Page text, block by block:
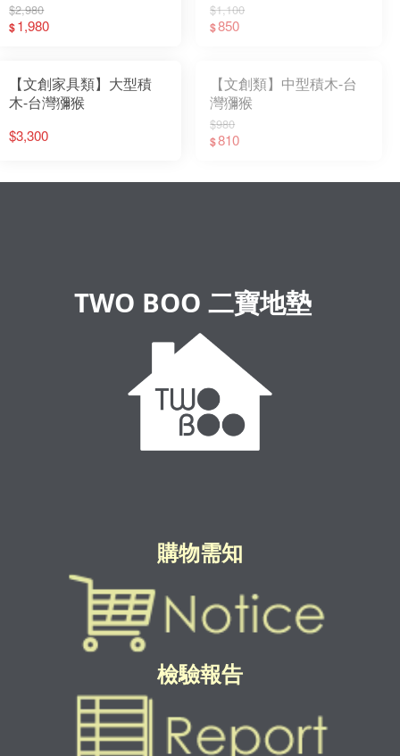
$2,980
$1,980
$1,100
$850
【文創家具類】大型積
木-台灣獼猴
$3,300
【文創類】中型積木-台
灣獼猴
$980
$810
TWO BOO 二寶地墊
購物需知
檢驗報告